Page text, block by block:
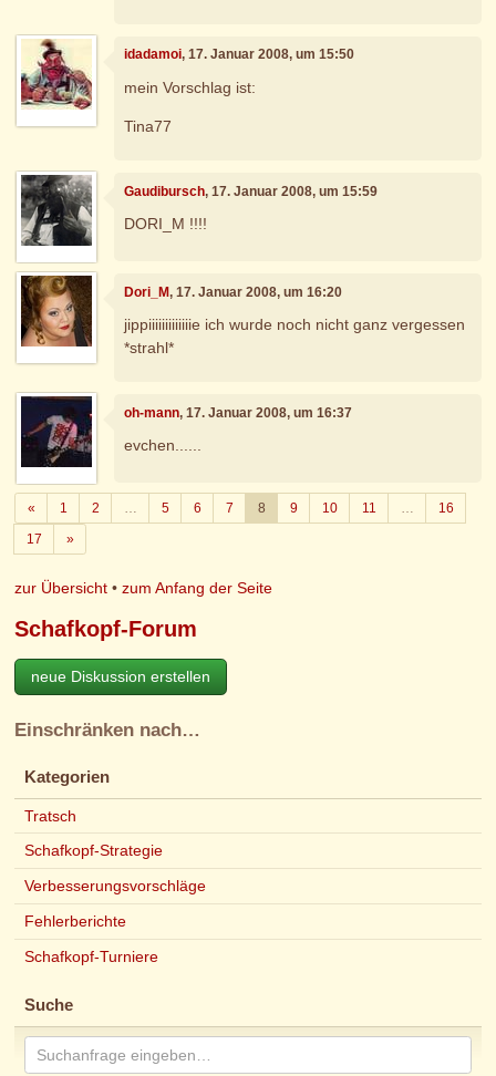
idadamoi, 17. Januar 2008, um 15:50
mein Vorschlag ist:
Tina77
Gaudibursch, 17. Januar 2008, um 15:59
DORI_M !!!!
Dori_M, 17. Januar 2008, um 16:20
jippiiiiiiiiiiiiie ich wurde noch nicht ganz vergessen
*strahl*
oh-mann, 17. Januar 2008, um 16:37
evchen......
«Zurück
1 2 … 5 6 7 8 9 10 11 …
16
17
»Weiter
zur Übersicht •zum Anfang der Seite
Schafkopf-Forum
neue Diskussion erstellen
Einschränken nach…
Kategorien
Tratsch
Schafkopf-Strategie
Verbesserungsvorschläge
Fehlerberichte
Schafkopf-Turniere
Suche